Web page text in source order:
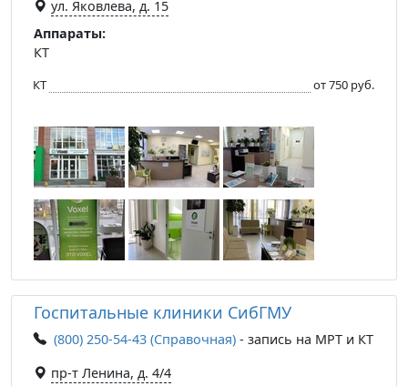
ул. Яковлева, д. 15
Аппараты:
КТ
КТ от 750 руб.
Госпитальные клиники СибГМУ
(800) 250-54-43 (Справочная) - запись на МРТ и КТ
пр-т Ленина, д. 4/4